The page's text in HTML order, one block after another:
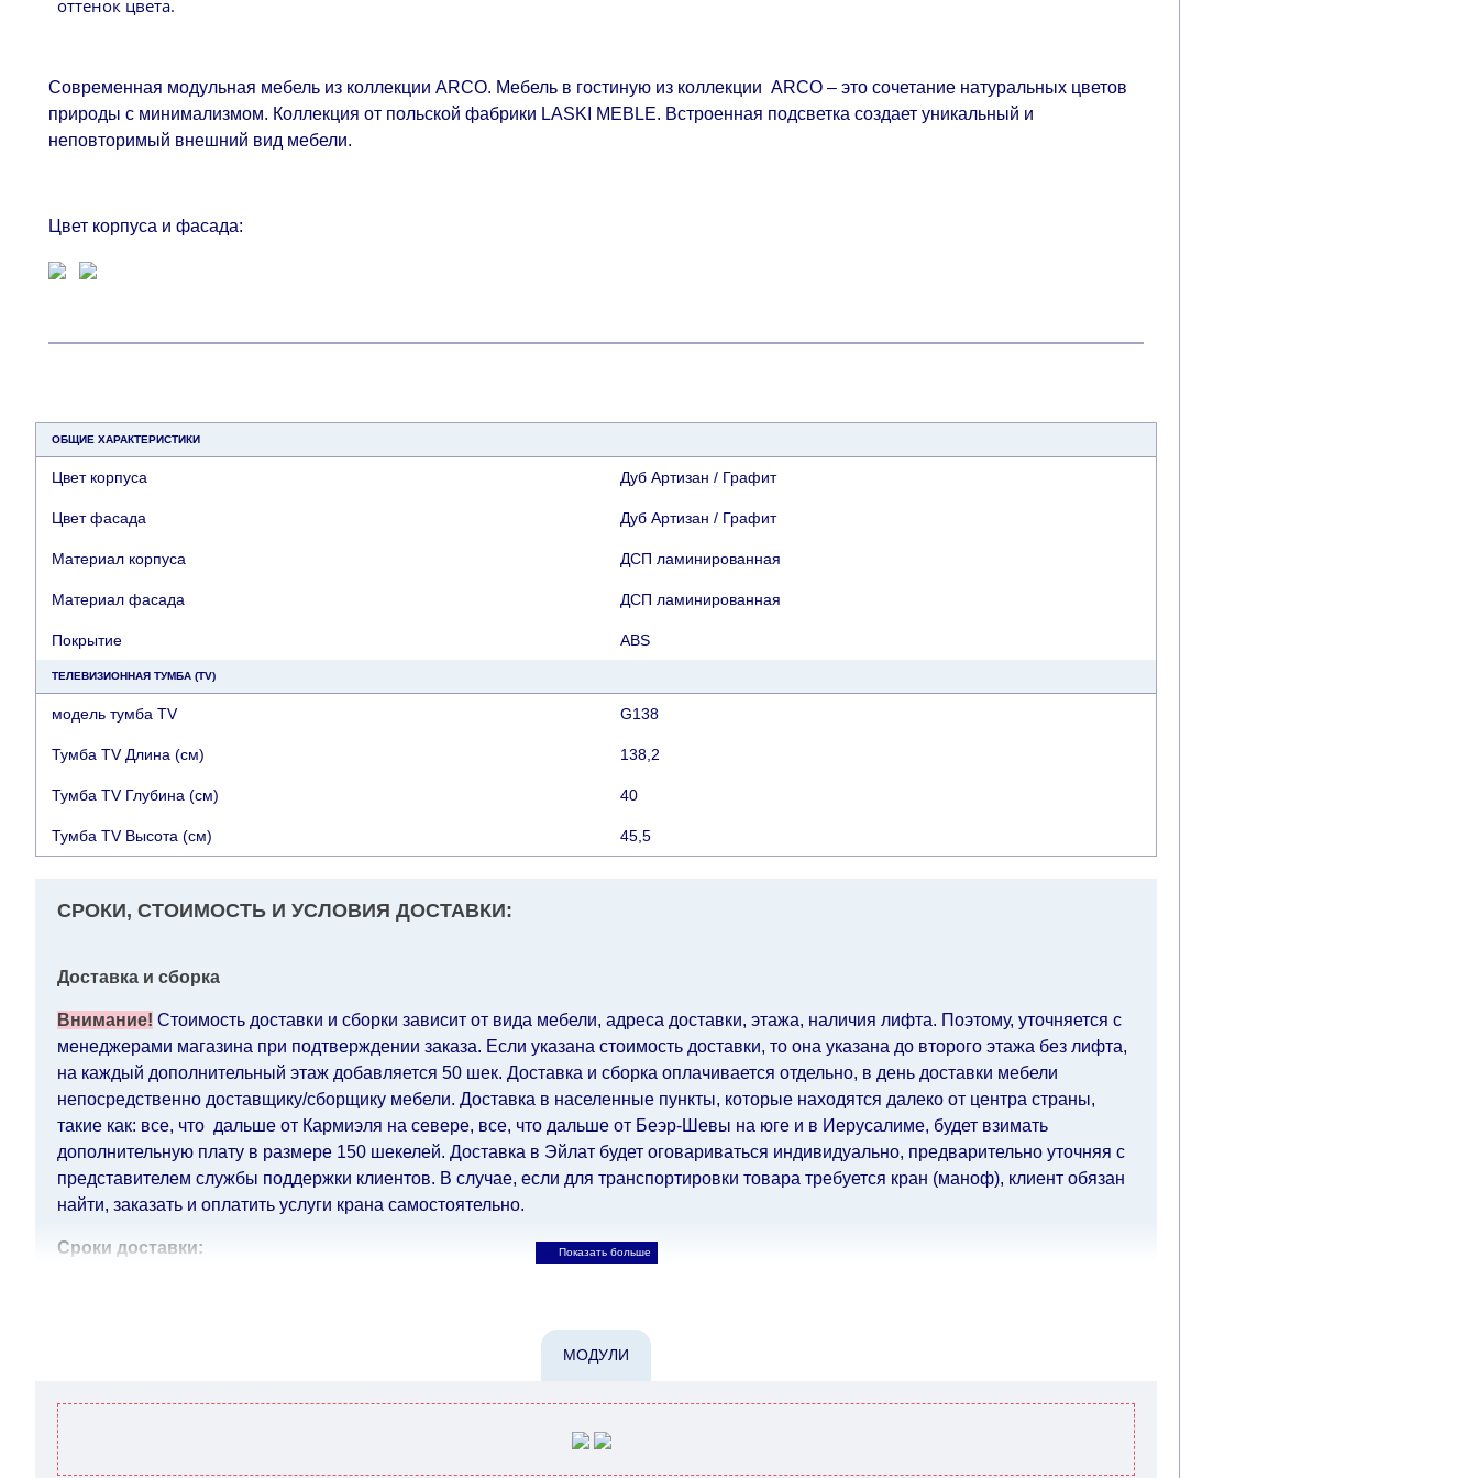
оттенок цвета.
Современная модульная мебель из коллекции ARCO. Мебель в гостиную из коллекции ARCO – это сочетание натуральных цветов
природы с минимализмом. Коллекция от польской фабрики LASKI MEBLE. Встроенная подсветка создает уникальный и
неповторимый внешний вид мебели.
Цвет корпуса и фасада:
ОБЩИЕ ХАРАКТЕРИСТИКИ
Цвет корпуса Дуб Артизан / Графит
Цвет фасада Дуб Артизан / Графит
Материал корпуса ДСП ламинированная
Материал фасада ДСП ламинированная
Покрытие АВS
ТЕЛЕВИЗИОННАЯ ТУМБА (TV)
модель тумба TV G138
Тумба TV Длина (см) 138,2
Тумба TV Глубина (см) 40
Тумба TV Высота (см) 45,5
СРОКИ, СТОИМОСТЬ И УСЛОВИЯ ДОСТАВКИ:
Доставка и сборка
Внимание! Стоимость доставки и сборки зависит от вида мебели, адреса доставки, этажа, наличия лифта. Поэтому, уточняется с
менеджерами магазина при подтверждении заказа. Если указана стоимость доставки, то она указана до второго этажа без лифта,
на каждый дополнительный этаж добавляется 50 шек. Доставка и сборка оплачивается отдельно, в день доставки мебели
непосредственно доставщику/сборщику мебели. Доставка в населенные пункты, которые находятся далеко от центра страны,
такие как: все, что дальше от Кармиэля на севере, все, что дальше от Беэр-Шевы на юге и в Иерусалиме, будет взимать
дополнительную плату в размере 150 шекелей. Доставка в Эйлат будет оговариваться индивидуально, предварительно уточняя с
представителем службы поддержки клиентов. В случае, если для транспортировки товара требуется кран (маноф), клиент обязан
найти, заказать и оплатить услуги крана самостоятельно.
Сроки доставки:
Возможны задержки, связанные с морской доставкой при заказе мебели из-за границы, на которые не может повлиять
поставщики прилагают все усилия, чтобы максимально ускорить
интернет-магазин не несет ответственности за какие-либо задержки.
МОДУЛИ